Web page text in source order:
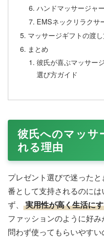
ハンドマッサージャー
EMSネックリラクサ
マッサージギフトの渡
まとめ
彼氏が喜ぶマッサー
選び方ガイド
彼氏へのマッサ
れる理由
プレゼント選びで迷った
番として支持されるのに
ず、
実用性が高く生活に
ファッションのように好
問わず使ってもらいやすい